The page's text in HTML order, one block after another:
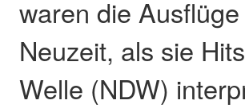
waren die
Neuzeit, als sie
Welle (NDW)